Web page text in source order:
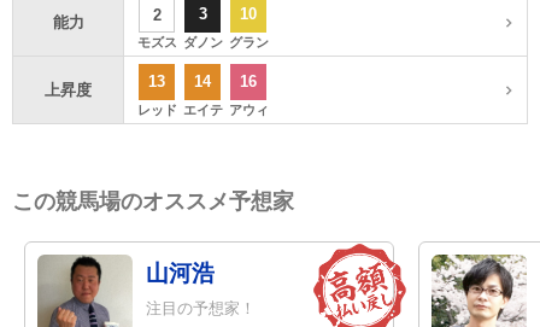
能力 2
モズス
3
ダノン
10
グラン
上昇度 13
レッド
14
エイテ
16
アウィ
この競馬場のオススメ予想家
山河浩
注目の予想家！